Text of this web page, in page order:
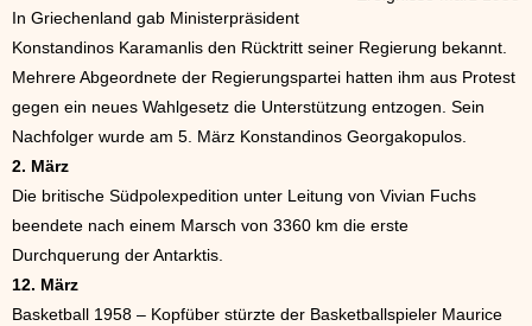
In Griechenland gab Ministerpräsident
Konstandinos Karamanlis den Rücktritt seiner Regierung bekannt.
Mehrere Abgeordnete der Regierungspartei hatten ihm aus Protest
gegen ein neues Wahlgesetz die Unterstützung entzogen. Sein
Nachfolger wurde am 5. März Konstandinos Georgakopulos.
2. März
Die britische Südpolexpedition unter Leitung von Vivian Fuchs
beendete nach einem Marsch von 3360 km die erste
Durchquerung der Antarktis.
12. März
Basketball 1958 – Kopfüber stürzte der Basketballspieler Maurice